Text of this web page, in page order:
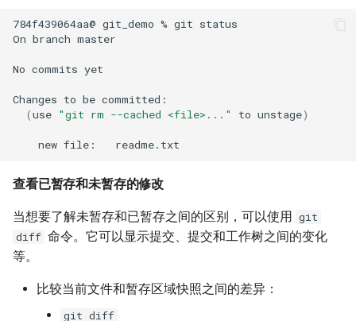
784f439064aa@ git_demo % git status
On branch master
No commits yet
Changes to be
(use "git rm --cached <file>..." to unstage)
new file:
查看已暂存和未暂存的修改
当想要了解未暂存和已暂存之间的区别，可以使用 git
diff 命令。它可以显示提交、提交和工作树之间的变化
等。
比较当前文件和暂存区域快照之间的差异：
git diff